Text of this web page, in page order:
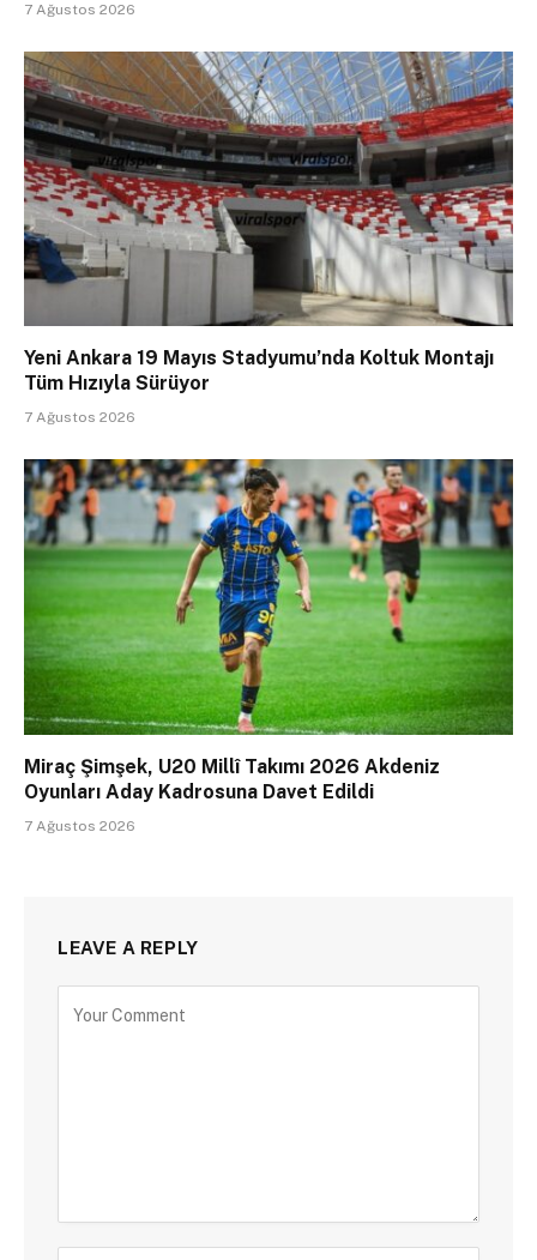
7 Ağustos 2026
Yeni Ankara 19 Mayıs Stadyumu’nda Koltuk Montajı
Tüm Hızıyla Sürüyor
7 Ağustos 2026
Miraç Şimşek, U20 Millî Takımı 2026 Akdeniz
Oyunları Aday Kadrosuna Davet Edildi
7 Ağustos 2026
LEAVE A REPLY